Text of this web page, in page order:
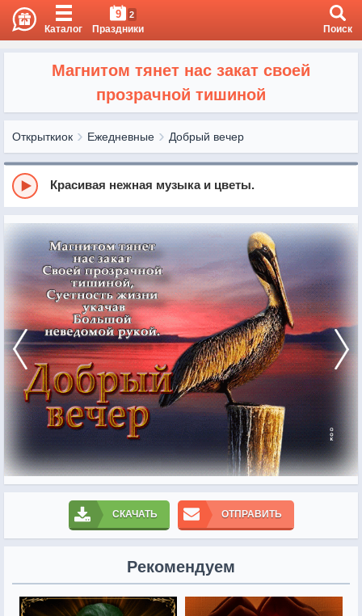
Каталог
9 2
Праздники Поиск
Магнитом тянет нас закат своей
прозрачной тишиной
Открыткиок Ежедневные Добрый вечер
Красивая нежная музыка и цветы.
СКАЧАТЬ ОТПРАВИТЬ
Рекомендуем